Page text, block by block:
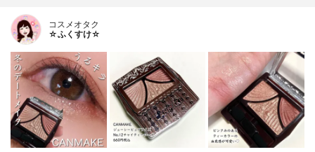
コスメオタク
☆ふくすけ☆